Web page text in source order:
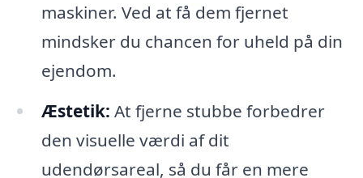
maskiner. Ved at få dem fjernet
mindsker du chancen for uheld på din
ejendom.
Æstetik: At fjerne stubbe forbedrer
den visuelle værdi af dit
udendørsareal, så du får en mere